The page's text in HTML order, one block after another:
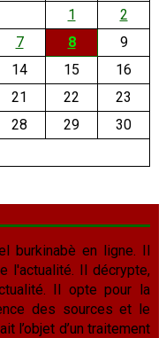
1
2
7 8
9
14 15
16
21 22
23
28 29
30
burkinabè en ligne. Il
l'actualité. Il décrypte,
Il opte pour la
des sources et le
l’objet d’un traitement